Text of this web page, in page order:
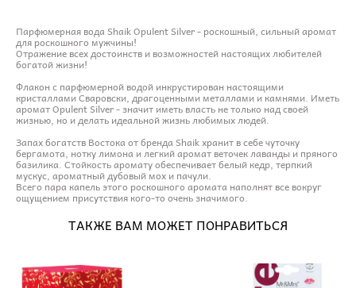
Парфюмерная вода Shaik Opulent Silver - роскошный, сильный аромат
для роскошного мужчины!
Отражение всех достоинств и возможностей настоящих любителей
богатой жизни!
Флакон с парфюмерной водой инкрустирован настоящими
кристаллами Сваровски, драгоценными металлами и камнями. Иметь
аромат Opulent Silver - значит иметь власть не только над своей
жизнью, но и делать идеальной жизнь любимых людей.
Запах богатств Востока от бренда Shaik хранит в себе чуточку
бергамота, нотку лимона и легкий аромат веточек лаванды и пряного
базилика. Стойкость аромату обеспечивает белый кедр, терпкий
мускус, ароматный дубовый мох и пачули.
Всего пара капель этого роскошного аромата наполнят все вокруг
ощущением присутствия кого-то очень значимого.
ТАКЖЕ ВАМ МОЖЕТ ПОНРАВИТЬСЯ